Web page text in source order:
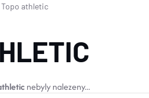
Topo athletic
nebyly nalezeny...